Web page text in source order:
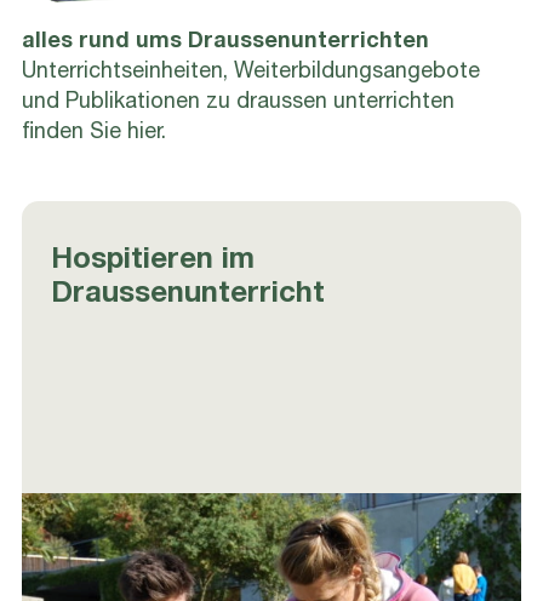
alles rund ums Draussenunterrichten
Unterrichtseinheiten, Weiterbildungsangebote
und Publikationen zu draussen unterrichten
finden Sie hier.
Hospitieren im
Draussenunterricht